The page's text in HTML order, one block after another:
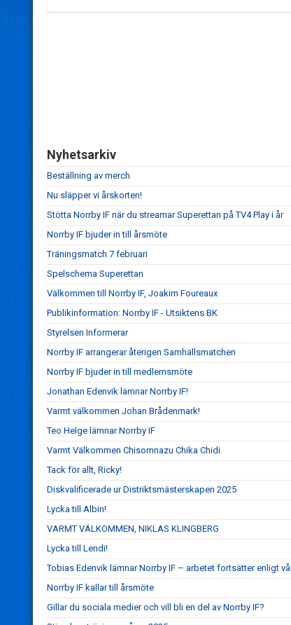
Nyhetsarkiv
Beställning av merch
Nu släpper vi årskorten!
Stötta Norrby IF när du streamar Superettan på TV4 Play i år
Norrby IF bjuder in till årsmöte
Träningsmatch 7 februari
Spelschema Superettan
Välkommen till Norrby IF, Joakim Foureaux
Publikinformation: Norrby IF - Utsiktens BK
Styrelsen Informerar
Norrby IF arrangerar återigen Samhällsmatchen
Norrby IF bjuder in till medlemsmöte
Jonathan Edenvik lämnar Norrby IF!
Varmt välkommen Johan Brådenmark!
Teo Helge lämnar Norrby IF
Varmt Välkommen Chisomnazu Chika Chidi
Tack för allt, Ricky!
Diskvalificerade ur Distriktsmästerskapen 2025
Lycka till Albin!
VARMT VÄLKOMMEN, NIKLAS KLINGBERG
Lycka till Lendi!
Tobias Edenvik lämnar Norrby IF – arbetet fortsätter enligt
Norrby IF kallar till årsmöte
Gillar du sociala medier och vill bli en del av Norrby IF?